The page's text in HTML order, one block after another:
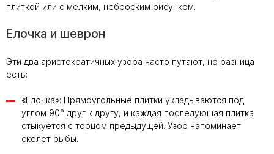
плиткой или с мелким, неброским рисунком.
Елочка и шеврон
Эти два аристократичных узора часто путают, но разница
есть:
«Елочка»: Прямоугольные плитки укладываются под
углом 90° друг к другу, и каждая последующая плитка
стыкуется с торцом предыдущей. Узор напоминает
скелет рыбы.